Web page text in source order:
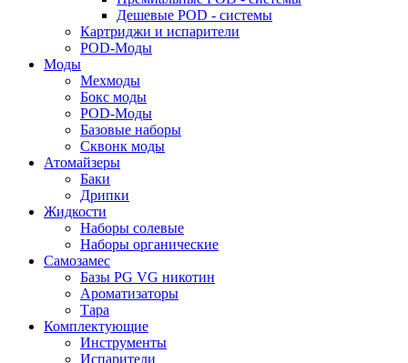
Дешевые POD - системы
Картриджи и испарители
POD-Моды
Моды
Мехмоды
Бокс моды
POD-Моды
Базовые наборы
Сквонк моды
Атомайзеры
Баки
Дрипки
Жидкости
Наборы солевые
Наборы органические
Самозамес
Базы PG VG никотин
Ароматизаторы
Тара
Комплектующие
Инструменты
Испарители